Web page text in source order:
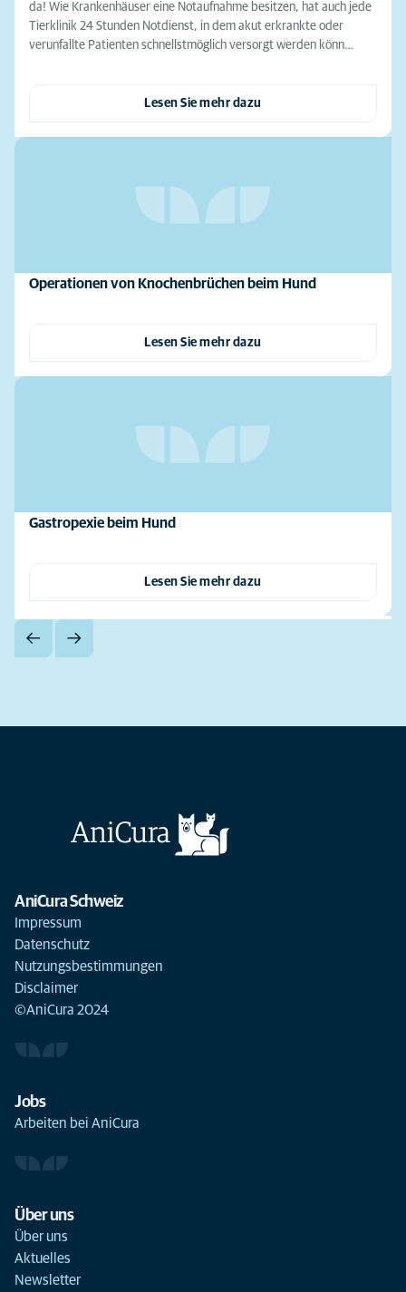
da! Wie Krankenhäuser eine Notaufnahme besitzen, hat auch jede
Tierklinik 24 Stunden Notdienst, in dem akut erkrankte oder
verunfallte Patienten schnellstmöglich versorgt werden könn…
Lesen Sie mehr dazu
Operationen von Knochenbrüchen beim Hund
Lesen Sie mehr dazu
Gastropexie beim Hund
Lesen Sie mehr dazu
AniCura Schweiz
Impressum
Datenschutz
Nutzungsbestimmungen
Disclaimer
©AniCura 2024
Jobs
Arbeiten bei AniCura
Über uns
Über uns
Aktuelles
Newsletter